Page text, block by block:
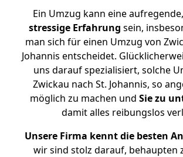
Ein Umzug kann eine
stressige Erfahrung sein,
man sich für einen Umzug von
Johannis entscheidet.
uns darauf spezialisiert, solche
Zwickau nach St. Johannis, so
möglich zu machen und Sie zu
damit alles reibungslos
Unsere Firma kennt die besten
wir sind stolz darauf, behaupten